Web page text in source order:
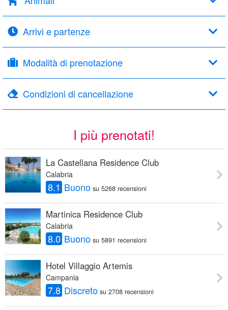
Arrivi e partenze
Modalità di prenotazione
Condizioni di cancellazione
I più prenotati!
La Castellana Residence Club
Calabria
8.1 Buono su 5268 recensioni
Martinica Residence Club
Calabria
8.0 Buono su 5891 recensioni
Hotel Villaggio Artemis
Campania
7.8 Discreto su 2708 recensioni